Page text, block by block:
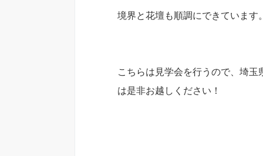
境界と花壇も順調にできていま
こちらは見学会を行うので、埼
は是非お越しください！